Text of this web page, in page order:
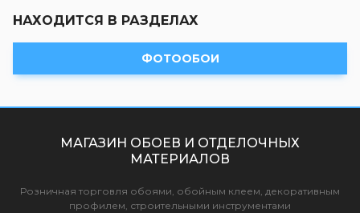
НАХОДИТСЯ В РАЗДЕЛАХ
ФОТООБОИ
МАГАЗИН ОБОЕВ И ОТДЕЛОЧНЫХ
МАТЕРИАЛОВ
Розничная торговля обоями, обойным клеем, декоративным
профилем, строительными инструментами